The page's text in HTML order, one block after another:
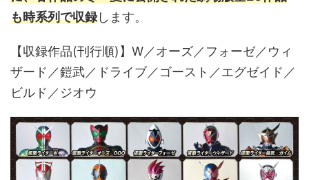
も時系列で収録します。
【収録作品(刊行順)】W／オーズ／フォーゼ／ウィ
ザード／鎧武／ドライブ／ゴースト／エグゼイド／
ビルド／ジオウ